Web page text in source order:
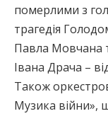
померлими з
трагедія
Павла Мовчана
Івана Драча –
Також
Музика війни»,